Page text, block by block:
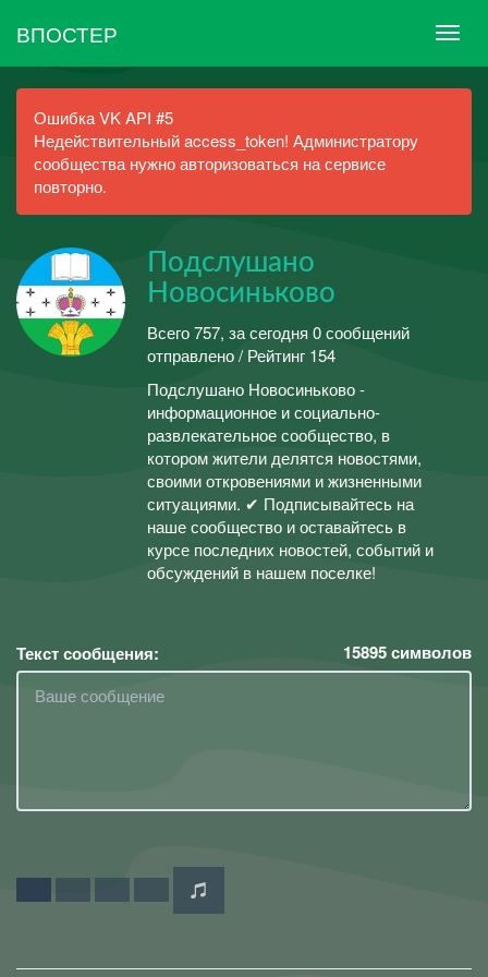
ВПОСТЕР
Ошибка VK API #5
Недействительный access_token! Администратору
сообщества нужно авторизоваться на сервисе
повторно.
Подслушано
Новосиньково
Всего 757, за сегодня 0 сообщений
отправлено / Рейтинг 154
Подслушано Новосиньково -
информационное и социально-
развлекательное сообщество, в
котором жители делятся новостями,
своими откровениями и жизненными
ситуациями. ✔ Подписывайтесь на
наше сообщество и оставайтесь в
курсе последних новостей, событий и
обсуждений в нашем поселке!
Текст сообщения: 15895символов